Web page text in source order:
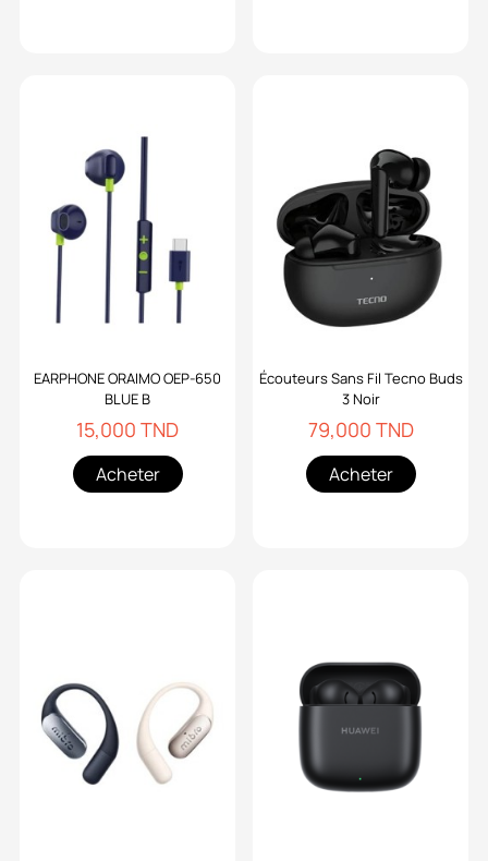
EARPHONE ORAIMO OEP-650
BLUE B
15,000 TND
Acheter
Écouteurs Sans Fil Tecno Buds
3 Noir
79,000 TND
Acheter